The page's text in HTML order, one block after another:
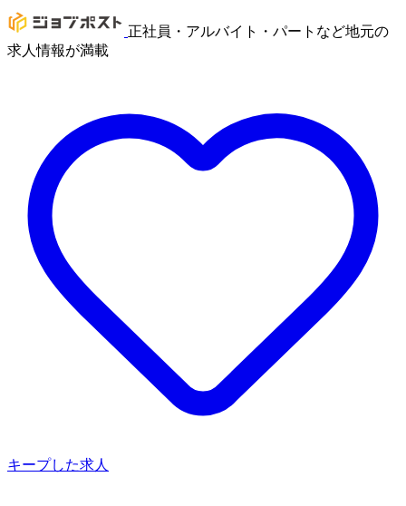
正社員・アルバイト・パートなど地元の
求人情報が満載
キープした求人